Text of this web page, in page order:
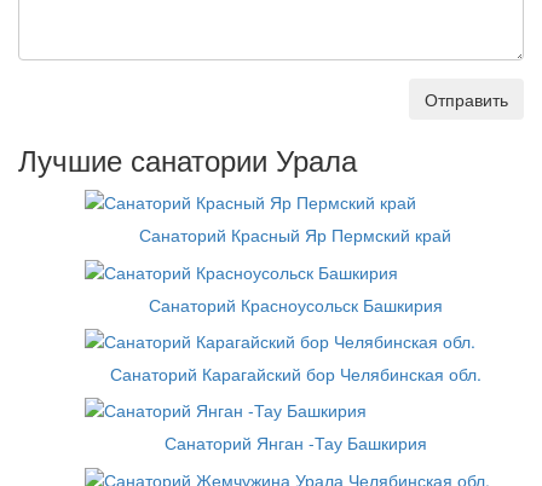
Отправить
Лучшие санатории Урала
Санаторий Красный Яр Пермский край
Санаторий Красноусольск Башкирия
Санаторий Карагайский бор Челябинская обл.
Санаторий Янган -Тау Башкирия